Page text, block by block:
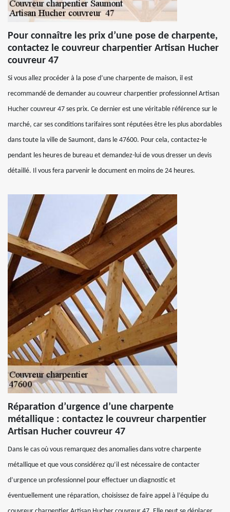
Pour connaître les prix d’une pose de charpente,
contactez le couvreur charpentier Artisan Hucher
couvreur 47
Si vous allez procéder à la pose d’une charpente de maison, il est
recommandé de demander au couvreur charpentier professionnel Artisan
Hucher couvreur 47 ses prix. Ce dernier est une véritable référence sur le
marché, car ses conditions tarifaires sont réputées être les plus abordables
dans toute la ville de Saumont, dans le 47600. Pour cela, contactez-le
pendant les heures de bureau et demandez-lui de vous dresser un devis
détaillé. Il vous fera parvenir le document en moins de 24 heures.
Réparation d’urgence d’une charpente
métallique : contactez le couvreur charpentier
Artisan Hucher couvreur 47
Dans le cas où vous remarquez des anomalies dans votre charpente
métallique et que vous considérez qu’il est nécessaire de contacter
d’urgence un professionnel pour effectuer un diagnostic et
éventuellement une réparation, choisissez de faire appel à l’équipe du